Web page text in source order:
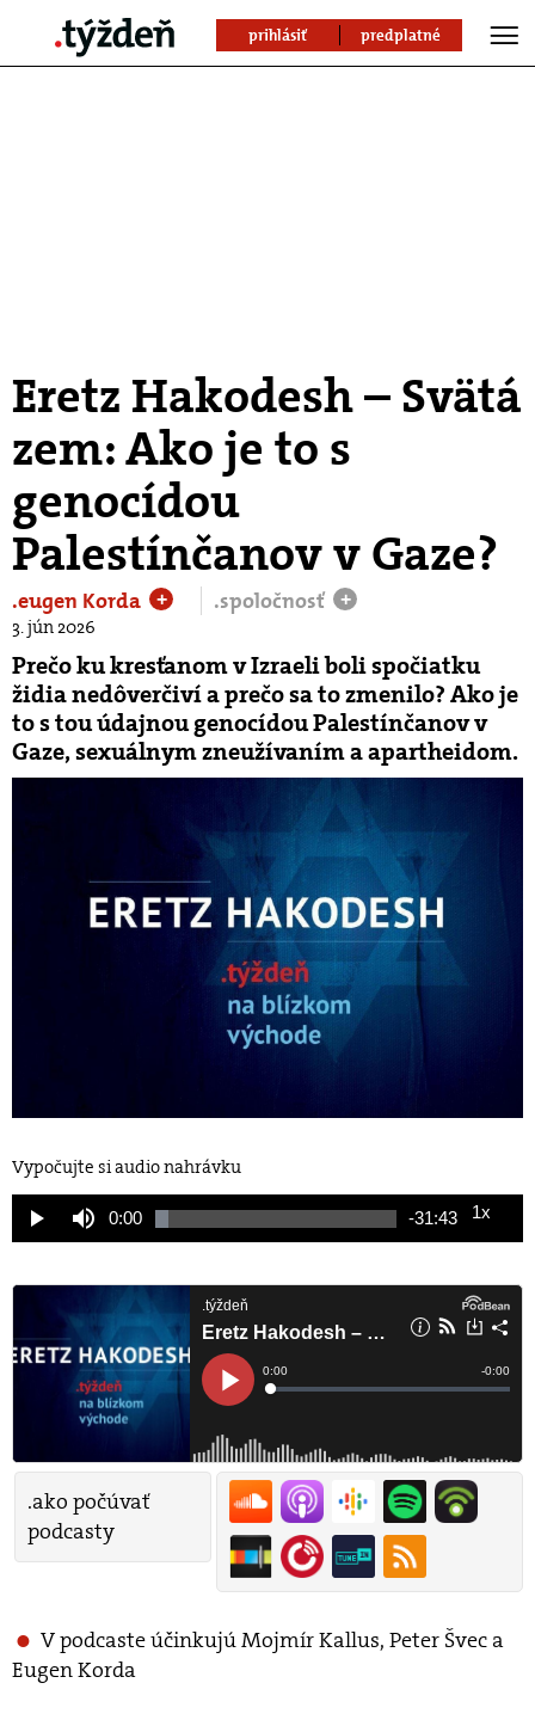
prihlásiť predplatné
Eretz Hakodesh – Svätá
zem: Ako je to s
genocídou
Palestínčanov v Gaze?
.eugen Korda + .spoločnosť +
3. jún 2026
Prečo ku kresťanom v Izraeli boli spočiatku
židia nedôverčiví a prečo sa to zmenilo? Ako je
to s tou údajnou genocídou Palestínčanov v
Gaze, sexuálnym zneužívaním a apartheidom.
Vypočujte si audio nahrávku
Play MuteCurrent
0:00
5.30%
Remaining
-31:43 1x
.ako počúvať
podcasty
V podcaste účinkujú Mojmír Kallus, Peter Švec a
Eugen Korda